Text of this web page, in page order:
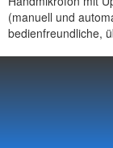
(manuell und
bedienfreundliche,